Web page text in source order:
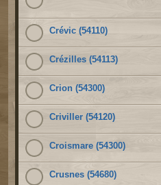
Crévic (54110)
Crézilles (54113)
Crion (54300)
Criviller (54120)
Croismare (54300)
Crusnes (54680)